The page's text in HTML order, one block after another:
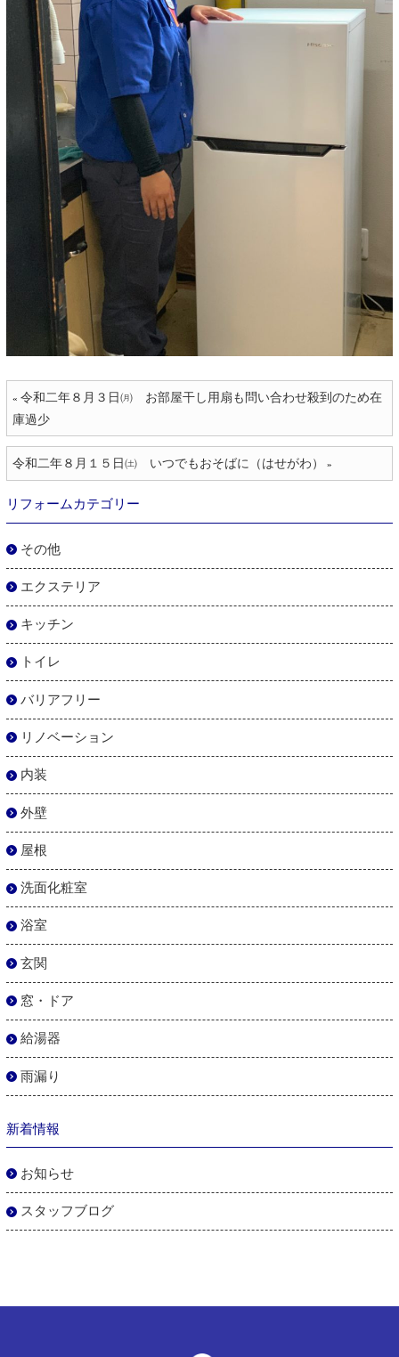
« 令和二年８月３日㈪ お部屋干し用扇も問い合わせ殺到のため在
庫過少
令和二年８月１５日㈯ いつでもおそばに（はせがわ） »
リフォームカテゴリー
その他
エクステリア
キッチン
トイレ
バリアフリー
リノベーション
内装
外壁
屋根
洗面化粧室
浴室
玄関
窓・ドア
給湯器
雨漏り
新着情報
お知らせ
スタッフブログ